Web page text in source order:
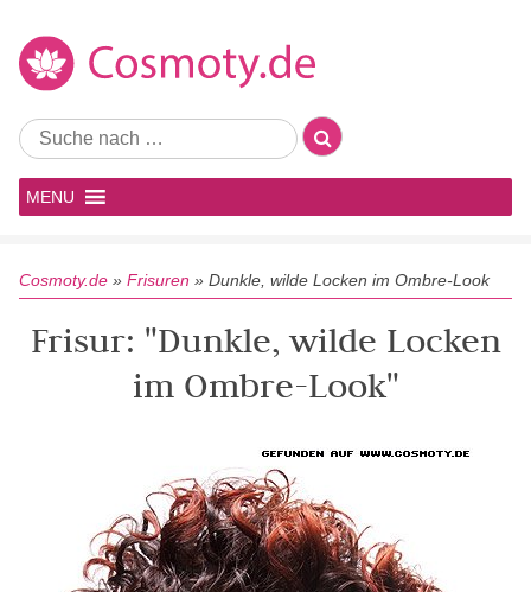
MENU
Cosmoty.de » Frisuren » Dunkle, wilde Locken im Ombre-Look
Frisur: "Dunkle, wilde Locken
im Ombre-Look"